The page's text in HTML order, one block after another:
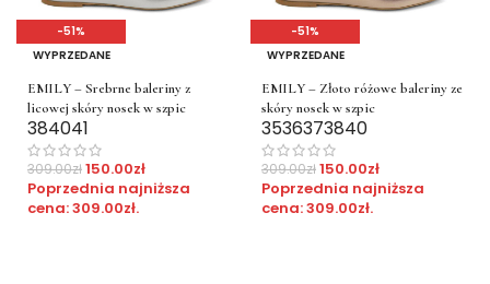
-51%
WYPRZEDANE
EMILY – Srebrne baleriny z
licowej skóry nosek w szpic
384041
309.00zł150.00zł
Poprzednia najniższa
cena:309.00zł.
-51%
WYPRZEDANE
EMILY – Złoto różowe baleriny ze
skóry nosek w szpic
3536373840
309.00zł150.00zł
Poprzednia najniższa
cena:309.00zł.